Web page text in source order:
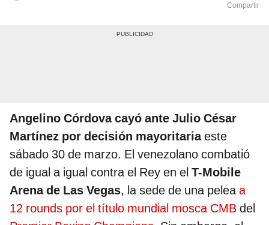
Compartir
Angelino Córdova cayó ante Julio César
Martínez por decisión mayoritariaeste
sábado 30 de marzo. El venezolano combatió
de igual a igual contra el Rey en el T-Mobile
Arena de Las Vegas, la sede de una peleaa
12 rounds por el título mundial mosca CMB del